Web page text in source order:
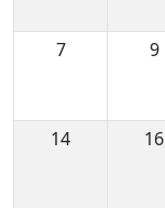
7
9
14
16